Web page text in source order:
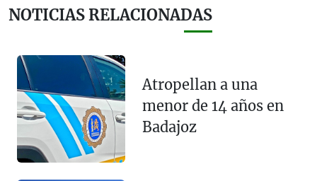
NOTICIAS RELACIONADAS
Atropellan a una
menor de 14 años en
Badajoz